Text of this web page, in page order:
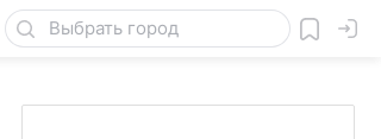
Товары для дачи